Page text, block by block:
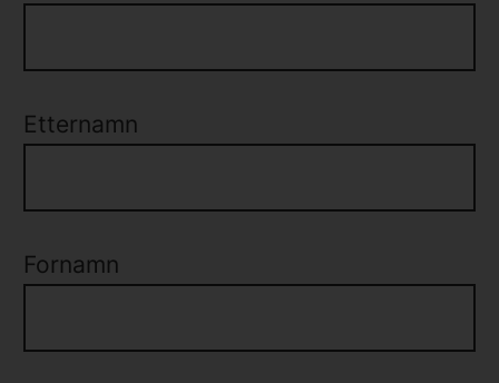
Etternamn
Fornamn